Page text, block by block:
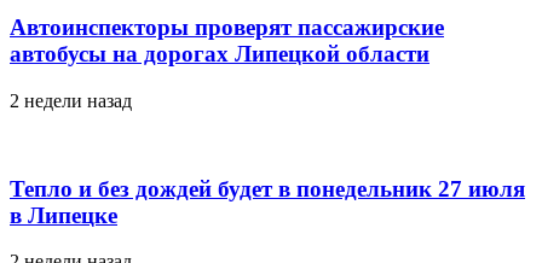
Автоинспекторы проверят пассажирские
автобусы на дорогах Липецкой области
2 недели назад
Тепло и без дождей будет в понедельник 27 июля
в Липецке